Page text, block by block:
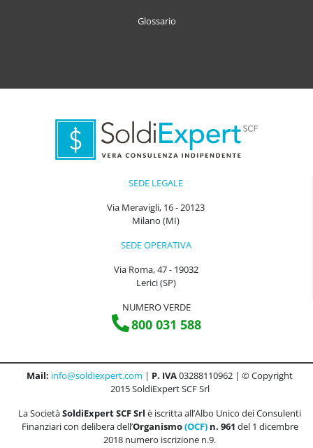
Glossario
SEDE LEGALE
Via Meravigli, 16 - 20123
Milano (MI)
SEDE OPERATIVA
Via Roma, 47 - 19032
Lerici (SP)
NUMERO VERDE
800 031 588
Mail: info@soldiexpert.com | P. IVA03288110962 | © Copyright
2015 SoldiExpert SCF Srl
La SocietàSoldiExpert SCF Srl è iscritta all’Albo Unico dei Consulenti
Finanziari con delibera dell’Organismo(OCF)n. 961 del 1 dicembre
2018 numero iscrizione n.9.